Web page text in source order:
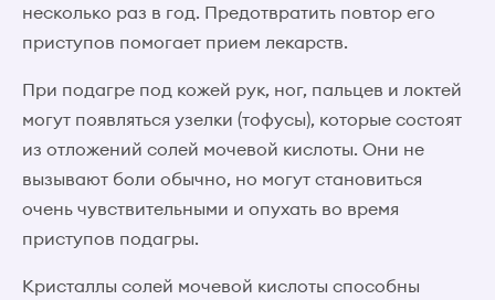
несколько раз в год. Предотвратить повтор его
приступов помогает прием лекарств.
При подагре под кожей рук, ног, пальцев и локтей
могут появляться узелки (тофусы), которые состоят
из отложений солей мочевой кислоты. Они не
вызывают боли обычно, но могут становиться
очень чувствительными и опухать во время
приступов подагры.
Кристаллы солей мочевой кислоты способны